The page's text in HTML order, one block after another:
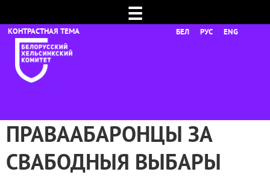
☰
БЕЛ РУС ENG
ПРАВААБАРОНЦЫ ЗА
СВАБОДНЫЯ ВЫБАРЫ